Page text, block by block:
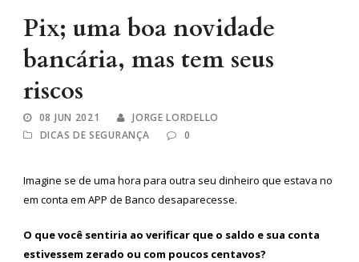
Pix; uma boa novidade
bancária, mas tem seus
riscos
08 JUN 2021
JORGE LORDELLO
DICAS DE SEGURANÇA
0
Imagine se de uma hora para outra seu dinheiro que estava no
em conta em APP de Banco desaparecesse.
O que você sentiria ao verificar que o saldo e sua conta
estivessem zerado ou com poucos centavos?